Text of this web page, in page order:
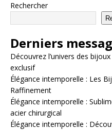
Rechercher
Derniers
Découvrez l’univers des
exclusif
Élégance intemporelle : Les
Raffinement
Élégance intemporelle :
acier chirurgical
Élégance intemporelle :